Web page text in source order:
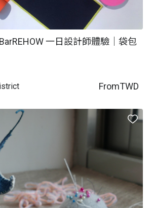
一日設計師體驗｜袋包
FromTWD